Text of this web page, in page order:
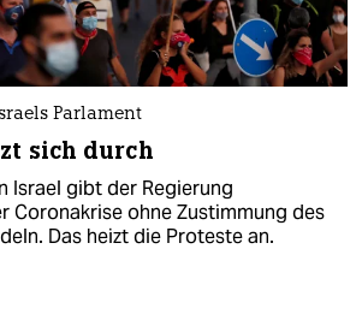
Parlament
sich durch
Israel gibt der Regierung
Coronakrise ohne Zustimmung des
Das heizt die Proteste an.